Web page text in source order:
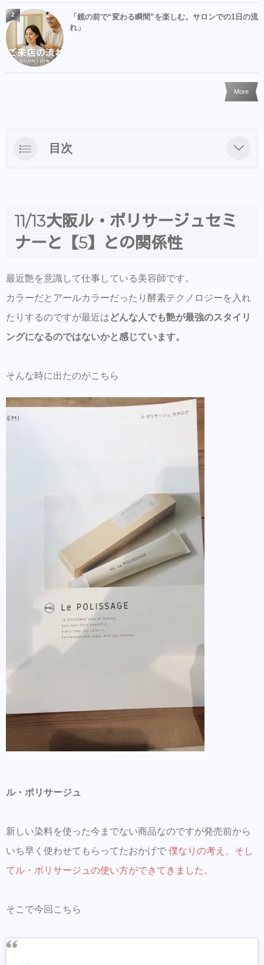
「鏡の前で“変わる瞬間”を楽しむ。サロンでの1日の流
れ」
2
More
目次
新しいからこそ新しい考えの使い方が必要
あえての5年前の写真のフライヤー
LINEでのご質問、ネット予約、出勤状況は
こちらからどうぞ
各SNSアカウントはこちら
スメ！
美容師の方にはこちらもオススメ。SNSプ
ロモーション特化型美容師オンラインサロ
行動を起こすまでのプロセスを勉強したい
方にはこちらもオススメ< 新しい考えをつ
ぶやくオンラインサロン 【Next Stage】メ
ンバー募集中
11/13大阪ル・ポリサージュセミ
ナーと【5】との関係性
最近艶を意識して仕事している美容師です。
カラーだとアールカラーだったり酵素テクノロジーを入れ
たりするのですが最近はどんな人でも艶が最強のスタイリ
ングになるのではないかと感じています。
そんな時に出たのがこちら
ル・ポリサージュ
新しい染料を使った今までない商品なのですが発売前から
いち早く使わせてもらってたおかげで 僕なりの考え、そし
てル・ポリサージュの使い方ができてきました。
そこで今回こちら